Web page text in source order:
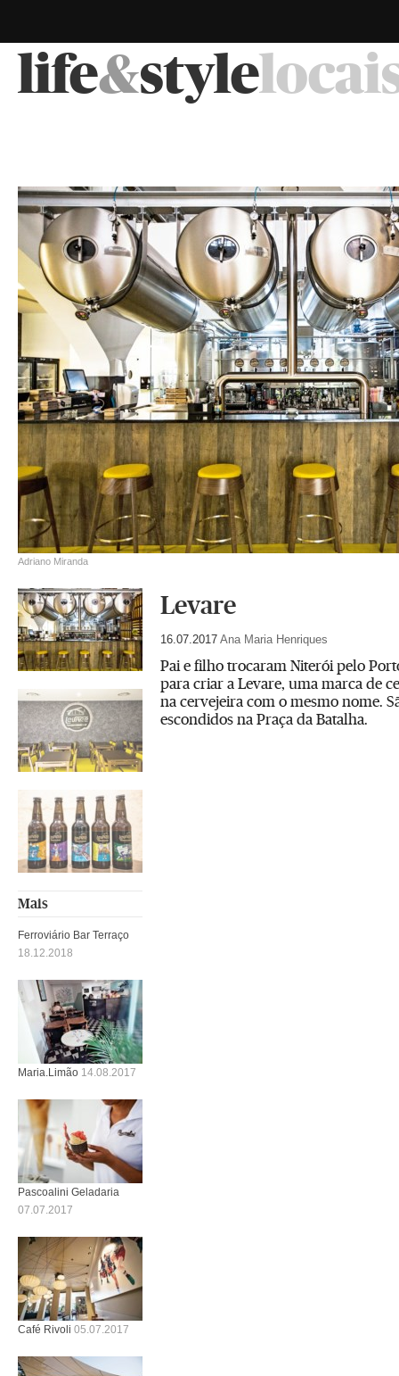
life&style
Adriano Miranda
Levare
16.07.2017 Ana Maria Henriques
Pai e filho trocaram Niterói pelo
para criar a Levare, uma marca de
na cervejeira com o mesmo nome.
escondidos na Praça da Batalha.
Mais
Ferroviário Bar Terraço
18.12.2018
Maria.Limão 14.08.2017
Pascoalini Geladaria
07.07.2017
Café Rivoli 05.07.2017